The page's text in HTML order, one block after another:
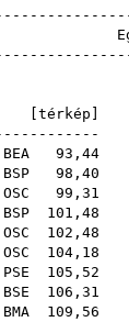
[ térkép
BEA
BSP
OSC
BSP
OSC
OSC
PSE
BSE
BMA